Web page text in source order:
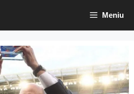
Meniu